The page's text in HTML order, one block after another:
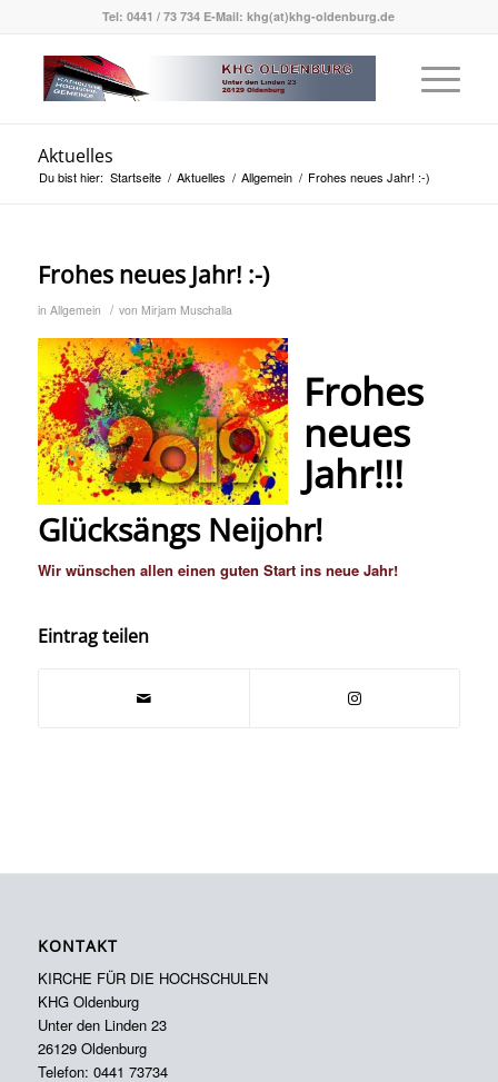
Tel: 0441 / 73 734 E-Mail: khg(at)khg-oldenburg.de
Aktuelles
Du bist hier: Startseite / Aktuelles / Allgemein / Frohes neues Jahr! :-)
Frohes neues Jahr! :-)
in Allgemein / von Mirjam Muschalla
Frohes
neues
Jahr!!!
Glücksängs Neijohr!
Wir wünschen allen einen guten Start ins neue Jahr!
Eintrag teilen
KONTAKT
KIRCHE FÜR DIE HOCHSCHULEN
KHG Oldenburg
Unter den Linden 23
26129 Oldenburg
Telefon: 0441 73734